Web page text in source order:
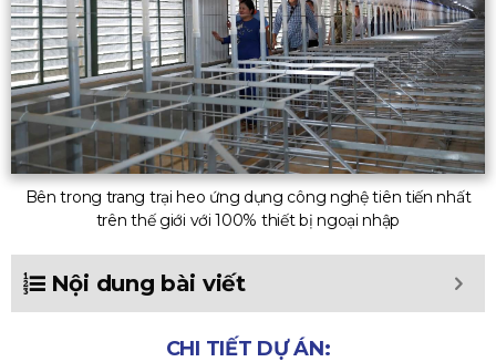
Bên trong trang trại heo ứng dụng công nghệ tiên tiến nhất
trên thế giới với 100% thiết bị ngoại nhập
Nội dung bài viết
CHI TIẾT DỰ ÁN: